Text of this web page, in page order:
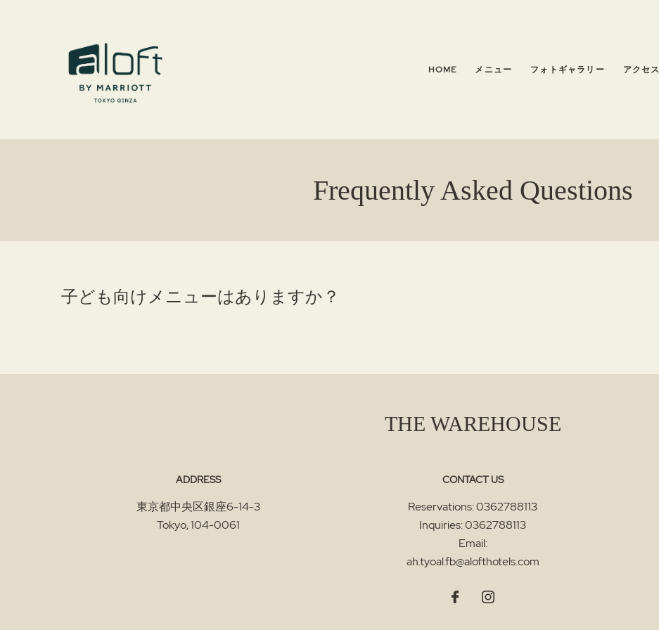
HOME メニュー フォトギャラリー アクセス
Frequently Asked Questions
子ども向けメニューはありますか？
THE WAREHOUSE
ADDRESS
東京都中央区銀座6-14-3
Tokyo,104-0061
CONTACT US
Reservations:0362788113
Inquiries:0362788113
Email:
ah.tyoal.fb@alofthotels.com